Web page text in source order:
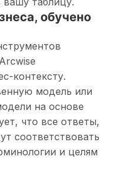
обучено
контексту.
модель или
на основе
что все ответы,
соответствовать
и целям